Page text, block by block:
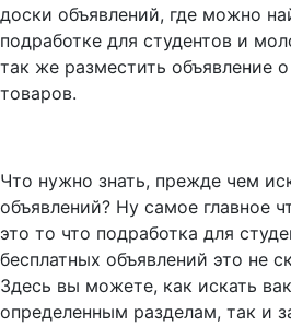
доски объявлений, где можно
подработке для студентов и
так же разместить объявление
товаров.
Что нужно знать, прежде чем
объявлений? Ну самое главное
это то что подработка для
бесплатных объявлений это не
Здесь вы можете, как искать
определенным разделам, так и